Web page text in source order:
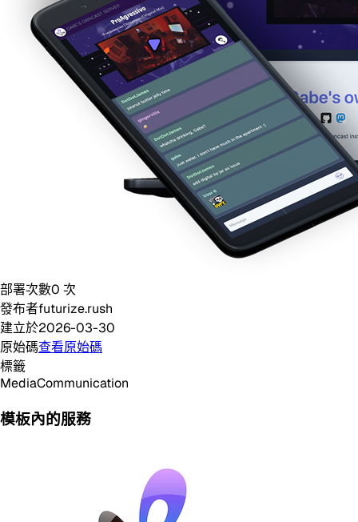
部署次數0 次
發布者futurize.rush
建立於2026-03-30
原始碼查看原始碼
標籤
MediaCommunication
模板內的服務